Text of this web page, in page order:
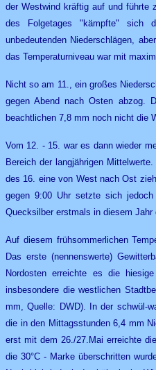
der Westwind kräftig auf und
des Folgetages "kämpfte" sich
unbedeutenden Niederschlägen,
das Temperaturniveau war mit
Nicht so am 11., ein großes
gegen Abend nach Osten abzog.
beachtlichen 7,8 mm noch nicht die
Vom 12. - 15. war es dann wieder
Bereich der langjährigen
des 16. eine von West nach Ost
gegen 9:00 Uhr setzte sich
Quecksilber erstmals in diesem Jahr
Auf diesem frühsommerlichen
Das erste (nennenswerte)
Nordosten erreichte es die
insbesondere die westlichen
mm, Quelle: DWD). In der schwül-
die in den Mittagsstunden 6,4 mm
erst mit dem 26./27.Mai erreichte
die 30°C - Marke überschritten